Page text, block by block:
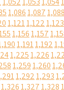
1,0861,0871,088
1,1211,1221,123
1,1561,157
1,1911,192
1,2251,226
1,2591,260
1,2921,293
1,3261,3271,328